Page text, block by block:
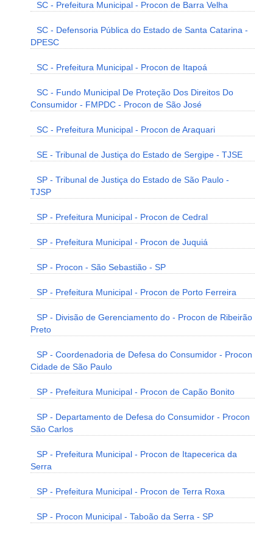
SC - Prefeitura Municipal - Procon de Barra Velha
SC - Defensoria Pública do Estado de Santa Catarina -
DPESC
SC - Prefeitura Municipal - Procon de Itapoá
SC - Fundo Municipal De Proteção Dos Direitos Do
Consumidor - FMPDC - Procon de São José
SC - Prefeitura Municipal - Procon de Araquari
SE - Tribunal de Justiça do Estado de Sergipe - TJSE
SP - Tribunal de Justiça do Estado de São Paulo -
TJSP
SP - Prefeitura Municipal - Procon de Cedral
SP - Prefeitura Municipal - Procon de Juquiá
SP - Procon - São Sebastião - SP
SP - Prefeitura Municipal - Procon de Porto Ferreira
SP - Divisão de Gerenciamento do - Procon de Ribeirão
Preto
SP - Coordenadoria de Defesa do Consumidor - Procon
Cidade de São Paulo
SP - Prefeitura Municipal - Procon de Capão Bonito
SP - Departamento de Defesa do Consumidor - Procon
São Carlos
SP - Prefeitura Municipal - Procon de Itapecerica da
Serra
SP - Prefeitura Municipal - Procon de Terra Roxa
SP - Procon Municipal - Taboão da Serra - SP